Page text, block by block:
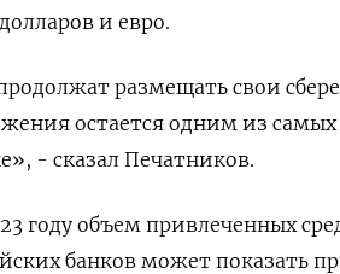
и евро.
размещать свои
остается одним из
- сказал Печатников.
году объем привлеченных
банков может показать